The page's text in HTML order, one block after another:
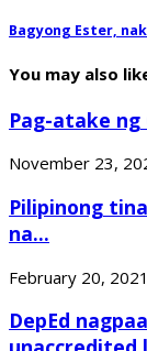
Bagyong Ester,
You may also
Pag-atake ng
November 23,
Pilipinong
na...
February 20, 2021
DepEd